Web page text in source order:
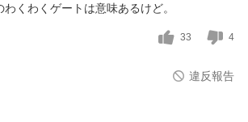
くわくゲートは意味あるけど。
33 4
違反報告